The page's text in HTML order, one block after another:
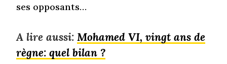
ses opposants…
A lire aussi:Mohamed VI, vingt ans de
règne: quel bilan ?